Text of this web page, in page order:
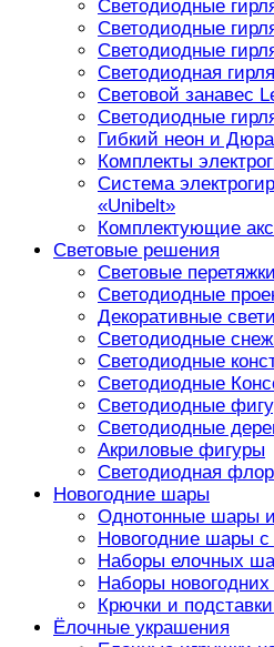
Светодиодные
Светодиодные
Светодиодные
Светодиодная
Световой занавес
Светодиодные
Гибкий неон и
Комплекты
Система
«Unibelt»
Комплектующие
Световые решения
Световые перетяжки
Светодиодные
Декоративные
Светодиодные
Светодиодные
Светодиодные
Светодиодные
Светодиодные
Акриловые фигуры
Светодиодная
Новогодние шары
Однотонные шары
Новогодние шары с
Наборы елочных
Наборы
Крючки и
Ёлочные украшения